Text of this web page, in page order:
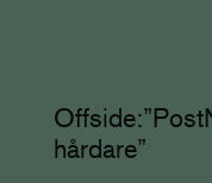
hårdare”